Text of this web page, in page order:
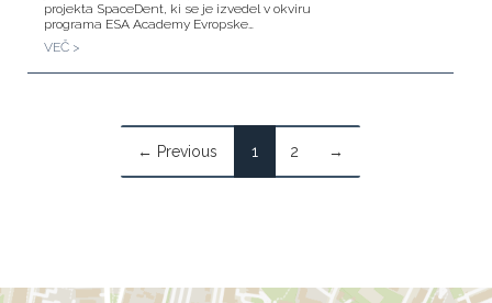
projekta SpaceDent, ki se je izvedel v okviru
programa ESA Academy Evropske…
VEČ >
← Previous 1 2 →